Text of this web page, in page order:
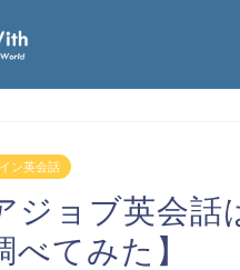
ン英会話
ジョブ英会話
べてみた】